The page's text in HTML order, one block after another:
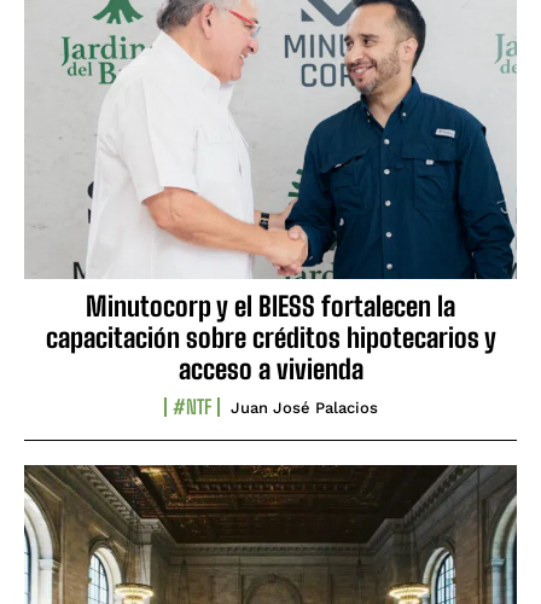
Minutocorp y el BIESS fortalecen la
capacitación sobre créditos hipotecarios y
acceso a vivienda
#NTF Juan José Palacios